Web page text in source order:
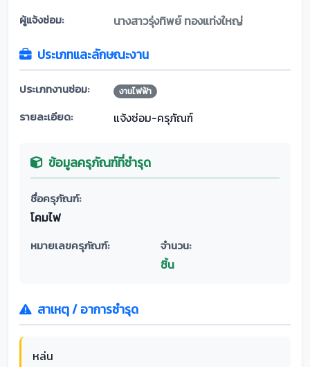
ผู้แจ้งซ่อม: นางสาวรุ่งทิพย์ ทองแท่งใหญ่
ประเภทและลักษณะงาน
ประเภทงานซ่อม: งานไฟฟ้า
รายละเอียด: แจ้งซ่อม-ครุภัณฑ์
ข้อมูลครุภัณฑ์ที่ชำรุด
ชื่อครุภัณฑ์:
โคมไฟ
หมายเลขครุภัณฑ์: จำนวน:
ชิ้น
สาเหตุ / อาการชำรุด
หล่น